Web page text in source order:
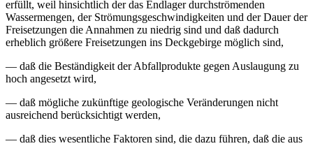
erfüllt, weil hinsichtlich der das Endlager durchströmenden
Wassermengen, der Strömungsgeschwindigkeiten und der Dauer der
Freisetzungen die Annahmen zu niedrig sind und daß dadurch
erheblich größere Freisetzungen ins Deckgebirge möglich sind,
— daß die Beständigkeit der Abfallprodukte gegen Auslaugung zu
hoch angesetzt wird,
— daß mögliche zukünftige geologische Veränderungen nicht
ausreichend berücksichtigt werden,
— daß dies wesentliche Faktoren sind, die dazu führen, daß die aus